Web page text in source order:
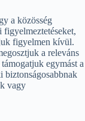
a közösség
figyelmen kívül.
a releváns
egymást a
biztonságosabbnak
vagy